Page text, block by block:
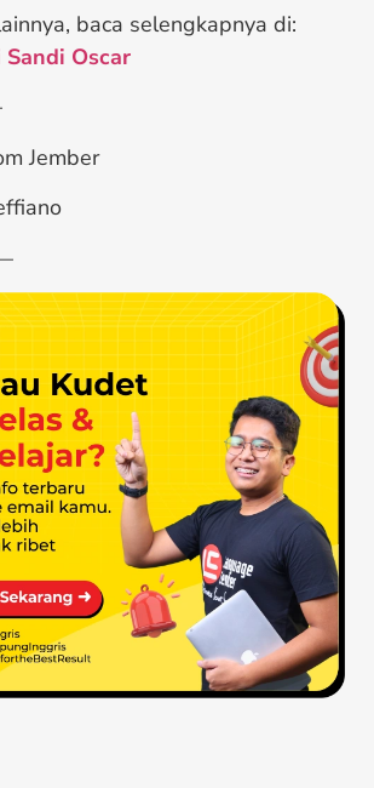
baca selengkapnya di:
Oscar
Jember